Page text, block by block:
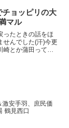
チョッピリの大
マル
ったときの話をほ
せんでした(汗)今更
とか蒲田って、
激安手羽、庶民価
鶴見西口